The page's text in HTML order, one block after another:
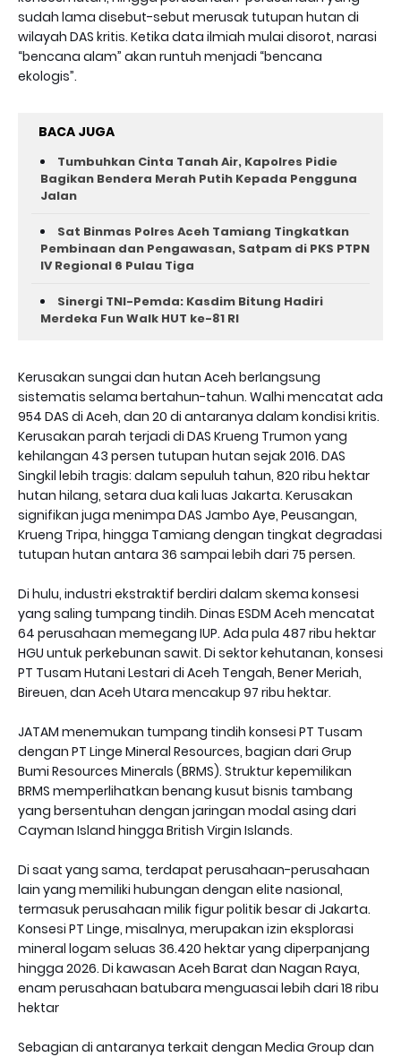
sudah lama disebut-sebut merusak tutupan hutan di
wilayah DAS kritis. Ketika data ilmiah mulai disorot, narasi
“bencana alam” akan runtuh menjadi “bencana
ekologis”.
BACA JUGA
Tumbuhkan Cinta Tanah Air, Kapolres Pidie
Bagikan Bendera Merah Putih Kepada Pengguna
Jalan ‎
Sat Binmas Polres Aceh Tamiang Tingkatkan
Pembinaan dan Pengawasan, Satpam di PKS PTPN
IV Regional 6 Pulau Tiga
Sinergi TNI-Pemda: Kasdim Bitung Hadiri
Merdeka Fun Walk HUT ke-81 RI
Kerusakan sungai dan hutan Aceh berlangsung
sistematis selama bertahun-tahun. Walhi mencatat ada
954 DAS di Aceh, dan 20 di antaranya dalam kondisi kritis.
Kerusakan parah terjadi di DAS Krueng Trumon yang
kehilangan 43 persen tutupan hutan sejak 2016. DAS
Singkil lebih tragis: dalam sepuluh tahun, 820 ribu hektar
hutan hilang, setara dua kali luas Jakarta. Kerusakan
signifikan juga menimpa DAS Jambo Aye, Peusangan,
Krueng Tripa, hingga Tamiang dengan tingkat degradasi
tutupan hutan antara 36 sampai lebih dari 75 persen.
Di hulu, industri ekstraktif berdiri dalam skema konsesi
yang saling tumpang tindih. Dinas ESDM Aceh mencatat
64 perusahaan memegang IUP. Ada pula 487 ribu hektar
HGU untuk perkebunan sawit. Di sektor kehutanan, konsesi
PT Tusam Hutani Lestari di Aceh Tengah, Bener Meriah,
Bireuen, dan Aceh Utara mencakup 97 ribu hektar.
JATAM menemukan tumpang tindih konsesi PT Tusam
dengan PT Linge Mineral Resources, bagian dari Grup
Bumi Resources Minerals (BRMS). Struktur kepemilikan
BRMS memperlihatkan benang kusut bisnis tambang
yang bersentuhan dengan jaringan modal asing dari
Cayman Island hingga British Virgin Islands.
Di saat yang sama, terdapat perusahaan-perusahaan
lain yang memiliki hubungan dengan elite nasional,
termasuk perusahaan milik figur politik besar di Jakarta.
Konsesi PT Linge, misalnya, merupakan izin eksplorasi
mineral logam seluas 36.420 hektar yang diperpanjang
hingga 2026. Di kawasan Aceh Barat dan Nagan Raya,
enam perusahaan batubara menguasai lebih dari 18 ribu
hektar
Sebagian di antaranya terkait dengan Media Group dan